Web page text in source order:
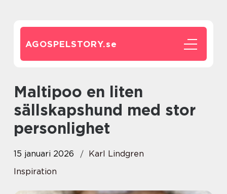
AGOSPELSTORY.se
Maltipoo en liten
sällskapshund med stor
personlighet
15 januari 2026
Karl Lindgren
Inspiration